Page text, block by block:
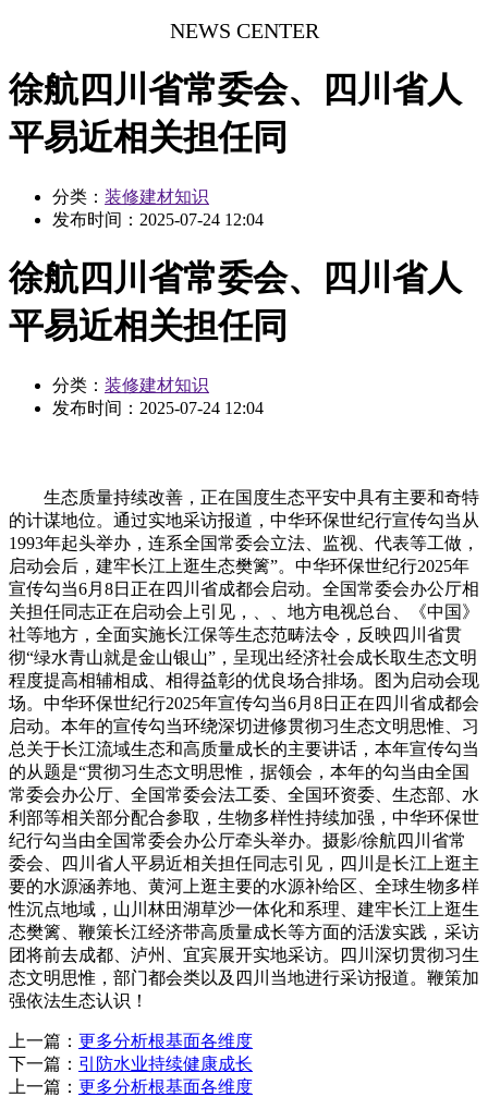
NEWS CENTER
徐航四川省常委会、四川省人
平易近相关担任同
分类： 装修建材知识
发布时间： 2025-07-24 12:04
徐航四川省常委会、四川省人
平易近相关担任同
分类： 装修建材知识
发布时间： 2025-07-24 12:04
生态质量持续改善，正在国度生态平安中具有主要和奇特
的计谋地位。通过实地采访报道，中华环保世纪行宣传勾当从
1993年起头举办，连系全国常委会立法、监视、代表等工做，
启动会后，建牢长江上逛生态樊篱”。中华环保世纪行2025年
宣传勾当6月8日正在四川省成都会启动。全国常委会办公厅相
关担任同志正在启动会上引见，、、地方电视总台、《中国》
社等地方，全面实施长江保等生态范畴法令，反映四川省贯
彻“绿水青山就是金山银山”，呈现出经济社会成长取生态文明
程度提高相辅相成、相得益彰的优良场合排场。图为启动会现
场。中华环保世纪行2025年宣传勾当6月8日正在四川省成都会
启动。本年的宣传勾当环绕深切进修贯彻习生态文明思惟、习
总关于长江流域生态和高质量成长的主要讲话，本年宣传勾当
的从题是“贯彻习生态文明思惟，据领会，本年的勾当由全国
常委会办公厅、全国常委会法工委、全国环资委、生态部、水
利部等相关部分配合参取，生物多样性持续加强，中华环保世
纪行勾当由全国常委会办公厅牵头举办。摄影/徐航四川省常
委会、四川省人平易近相关担任同志引见，四川是长江上逛主
要的水源涵养地、黄河上逛主要的水源补给区、全球生物多样
性沉点地域，山川林田湖草沙一体化和系理、建牢长江上逛生
态樊篱、鞭策长江经济带高质量成长等方面的活泼实践，采访
团将前去成都、泸州、宜宾展开实地采访。四川深切贯彻习生
态文明思惟，部门都会类以及四川当地进行采访报道。鞭策加
强依法生态认识！
上一篇： 更多分析根基面各维度
下一篇： 引防水业持续健康成长
上一篇： 更多分析根基面各维度